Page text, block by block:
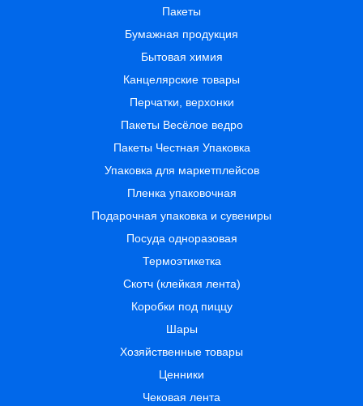
Пакеты
Бумажная продукция
Бытовая химия
Канцелярские товары
Перчатки, верхонки
Пакеты Весёлое ведро
Пакеты Честная Упаковка
Упаковка для маркетплейсов
Пленка упаковочная
Подарочная упаковка и сувениры
Посуда одноразовая
Термоэтикетка
Скотч (клейкая лента)
Коробки под пиццу
Шары
Хозяйственные товары
Ценники
Чековая лента